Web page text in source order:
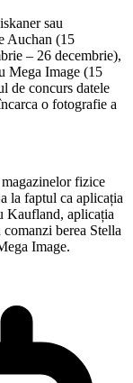
sau
Auchan (15
– 26 decembrie),
Mega Image (15
de concurs datele
o fotografie a
fizice
la faptul ca aplicația
Kaufland, aplicația
berea Stella
Image.